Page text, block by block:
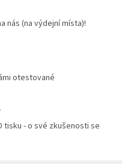
nás (na výdejní místa)!
otestované
tisku - o své zkušenosti se